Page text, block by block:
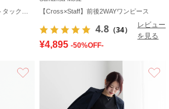
【Cross×Staff】前後2WAYワンピース
4.8 （34）
レビュー
を見る
¥4,895 -50%OFF-